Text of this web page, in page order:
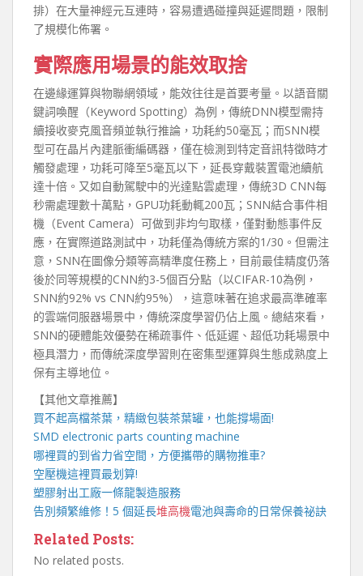
排）在大量神經元互連時，容易遭遇碰撞與延遲問題，限制
了規模化佈署。
實際應用場景的能效取捨
在邊緣運算與物聯網領域，能效往往是首要考量。以語音關
鍵詞喚醒（Keyword Spotting）為例，傳統DNN模型需持
續接收麥克風音頻並執行推論，功耗約50毫瓦；而SNN模
型可在晶片內建脈衝編碼器，僅在檢測到特定音訊特徵時才
觸發處理，功耗可降至5毫瓦以下，延長穿戴裝置電池續航
達十倍。又如自動駕駛中的光達點雲處理，傳統3D CNN每
秒需處理數十萬點，GPU功耗動輒200瓦；SNN結合事件相
機（Event Camera）可做到非均勻取樣，僅對動態事件反
應，在實際道路測試中，功耗僅為傳統方案的1/30。但需注
意，SNN在圖像分類等高精準度任務上，目前最佳精度仍落
後於同等規模的CNN約3-5個百分點（以CIFAR-10為例，
SNN約92% vs CNN約95%），這意味著在追求最高準確率
的雲端伺服器場景中，傳統深度學習仍佔上風。總結來看，
SNN的硬體能效優勢在稀疏事件、低延遲、超低功耗場景中
極具潛力，而傳統深度學習則在密集型運算與生態成熟度上
保有主導地位。
【其他文章推薦】
買不起高檔茶葉，精緻包裝茶葉罐 ，也能撐場面!
SMD electronic parts counting machine
哪裡買的到省力省空間，方便攜帶的購物推車?
空壓機這裡買最划算!
塑膠射出工廠一條龍製造服務
告別頻繁維修！5 個延長堆高機電池與壽命的日常保養祕訣
Related Posts:
No related posts.